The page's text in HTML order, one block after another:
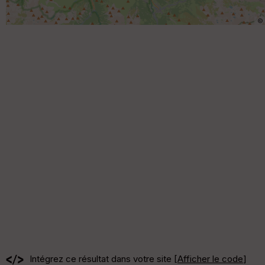
©
Intégrez ce résultat dans votre site [Afficher le code]